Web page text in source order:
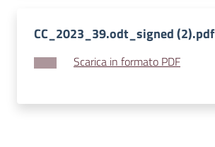
CC_2023_39.odt_signed (2).pdf
Scarica in formato PDF